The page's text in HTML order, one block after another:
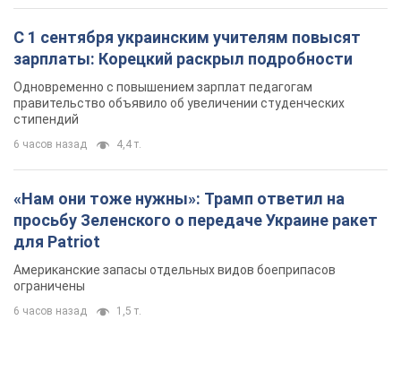
С 1 сентября украинским учителям повысят
зарплаты: Корецкий раскрыл подробности
Одновременно с повышением зарплат педагогам
правительство объявило об увеличении студенческих
стипендий
6 часов назад 4,4 т.
«Нам они тоже нужны»: Трамп ответил на
просьбу Зеленского о передаче Украине ракет
для Patriot
Американские запасы отдельных видов боеприпасов
ограничены
6 часов назад 1,5 т.